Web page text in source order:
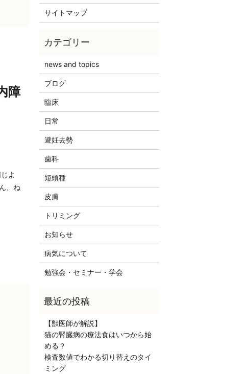
障
よ
、ね
サイトマップ
news and topics
ブログ
臨床
日常
避妊去勢
歯科
短頭種
皮膚
トリミング
お知らせ
病気について
勉強会・セミナー・学会
【獣医師が解説】
猫の腎臓病の療法食はいつから始
める？
検査数値でわかる切り替えのタイ
ミング